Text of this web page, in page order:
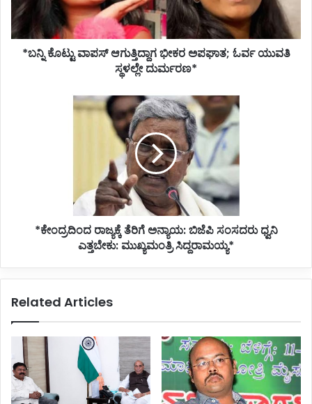
ಓರ್ವ
ಸ್ಥಳಲ್ಲೇ
ದುರ್ಮರಣ*
*ಬನ್ನಿ ಕೊಟ್ಟು ವಾಪಸ್ ಆಗುತ್ತಿದ್ದಾಗ ಭೀಕರ ಅಪಘಾತ; ಓರ್ವ ಯುವತಿ
ಸ್ಥಳಲ್ಲೇ ದುರ್ಮರಣ*
ಸಿದ್ದರಾಮಯ್ಯ*
*ಕೇಂದ್ರದಿಂದ ರಾಜ್ಯಕ್ಕೆ ತೆರಿಗೆ ಅನ್ಯಾಯ: ಬಿಜೆಪಿ ಸಂಸದರು ಧ್ವನಿ
ಎತ್ತಬೇಕು: ಮುಖ್ಯಮಂತ್ರಿ ಸಿದ್ದರಾಮಯ್ಯ*
Related Articles